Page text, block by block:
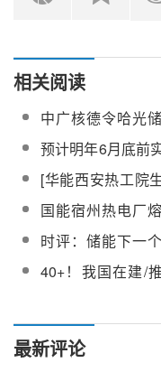
相关阅读
中广核德令哈光
体化200万千瓦
20万千瓦）项目
回阀采购
预计明年6月底前
网发电！甘肃光
瓦熔盐槽式光热
装完成90%集热器
[华能西安热工院
目6kV熔盐电加
架协议招标] 中标
公示
国能宿州热电厂
热项目化盐服务
选人公示
时评：储能下一
——长时储能
40+！我国在建/
最新评论